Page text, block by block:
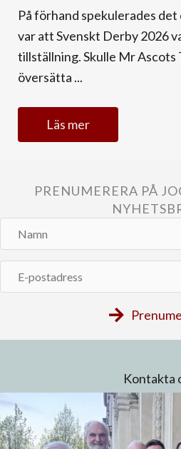
På förhand spekulerades det
var att Svenskt Derby 2026
tillställning. Skulle Mr Ascots
översätta ...
Läs mer
PRENUMERERA PÅ
Namn
postadress
Kontakta